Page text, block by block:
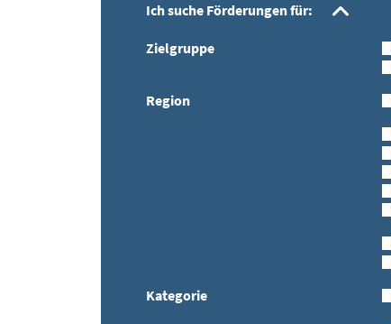
Ich suche Förderungen für:
Zielgruppe
Region
Kategorie